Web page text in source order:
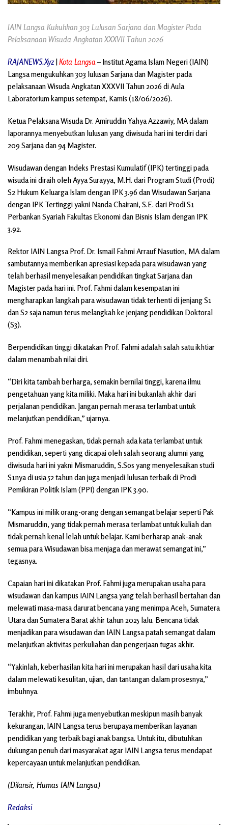
IAIN Langsa Kukuhkan 303 Lulusan Sarjana dan Magister Pada
Pelaksanaan Wisuda Angkatan XXXVII Tahun 2026
RAJANEWS.Xyz|Kota Langsa – Institut Agama Islam Negeri (IAIN)
Langsa mengukuhkan 303 lulusan Sarjana dan Magister pada
pelaksanaan Wisuda Angkatan XXXVII Tahun 2026 di Aula
Laboratorium kampus setempat, Kamis (18/06/2026).
Ketua Pelaksana Wisuda Dr. Amiruddin Yahya Azzawiy, MA dalam
laporannya menyebutkan lulusan yang diwisuda hari ini terdiri dari
209 Sarjana dan 94 Magister.
Wisudawan dengan Indeks Prestasi Kumulatif (IPK) tertinggi pada
wisuda ini diraih oleh Ayya Surayya, M.H. dari Program Studi (Prodi)
S2 Hukum Keluarga Islam dengan IPK 3.96 dan Wisudawan Sarjana
dengan IPK Tertinggi yakni Nanda Chairani, S.E. dari Prodi S1
Perbankan Syariah Fakultas Ekonomi dan Bisnis Islam dengan IPK
3.92.
Rektor IAIN Langsa Prof. Dr. Ismail Fahmi Arrauf Nasution, MA dalam
sambutannya memberikan apresiasi kepada para wisudawan yang
telah berhasil menyelesaikan pendidikan tingkat Sarjana dan
Magister pada hari ini. Prof. Fahmi dalam kesempatan ini
mengharapkan langkah para wisudawan tidak terhenti di jenjang S1
dan S2 saja namun terus melangkah ke jenjang pendidikan Doktoral
(S3).
Berpendidikan tinggi dikatakan Prof. Fahmi adalah salah satu ikhtiar
dalam menambah nilai diri.
“Diri kita tambah berharga, semakin bernilai tinggi, karena ilmu
pengetahuan yang kita miliki. Maka hari ini bukanlah akhir dari
perjalanan pendidikan. Jangan pernah merasa terlambat untuk
melanjutkan pendidikan,” ujarnya.
Prof. Fahmi menegaskan, tidak pernah ada kata terlambat untuk
pendidikan, seperti yang dicapai oleh salah seorang alumni yang
diwisuda hari ini yakni Mismaruddin, S.Sos yang menyelesaikan studi
S1nya di usia 52 tahun dan juga menjadi lulusan terbaik di Prodi
Pemikiran Politik Islam (PPI) dengan IPK 3.90.
“Kampus ini milik orang-orang dengan semangat belajar seperti Pak
Mismaruddin, yang tidak pernah merasa terlambat untuk kuliah dan
tidak pernah kenal lelah untuk belajar. Kami berharap anak-anak
semua para Wisudawan bisa menjaga dan merawat semangat ini,”
tegasnya.
Capaian hari ini dikatakan Prof. Fahmi juga merupakan usaha para
wisudawan dan kampus IAIN Langsa yang telah berhasil bertahan dan
melewati masa-masa darurat bencana yang menimpa Aceh, Sumatera
Utara dan Sumatera Barat akhir tahun 2025 lalu. Bencana tidak
menjadikan para wisudawan dan IAIN Langsa patah semangat dalam
melanjutkan aktivitas perkuliahan dan pengerjaan tugas akhir.
“Yakinlah, keberhasilan kita hari ini merupakan hasil dari usaha kita
dalam melewati kesulitan, ujian, dan tantangan dalam prosesnya,”
imbuhnya.
Terakhir, Prof. Fahmi juga menyebutkan meskipun masih banyak
kekurangan, IAIN Langsa terus berupaya memberikan layanan
pendidikan yang terbaik bagi anak bangsa. Untuk itu, dibutuhkan
dukungan penuh dari masyarakat agar IAIN Langsa terus mendapat
kepercayaan untuk melanjutkan pendidikan.
(Dilansir, Humas IAIN Langsa)
Redaksi